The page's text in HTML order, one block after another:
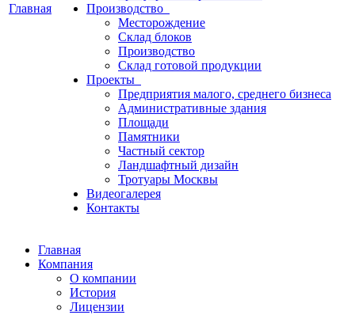
Главная
Производство
Месторождение
Склад блоков
Производство
Склад готовой продукции
Проекты
Предприятия малого, среднего бизнеса
Административные здания
Площади
Памятники
Частный сектор
Ландшафтный дизайн
Тротуары Москвы
Видеогалерея
Контакты
Главная
Компания
О компании
История
Лицензии